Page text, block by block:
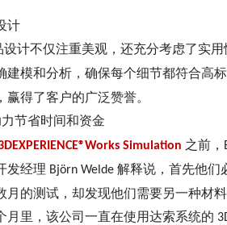
计
设计不仅注重美观，还充分考虑了实
建模和分析，确保每个细节都符合高
得了客户的广泛赞誉。
力节省时间和资金
Simulation 之前，
发经理 Björn Welde 解释说，首先他们
月的测试，却发现他们需要另一种材料
月里，该公司一直在使用达索系统的